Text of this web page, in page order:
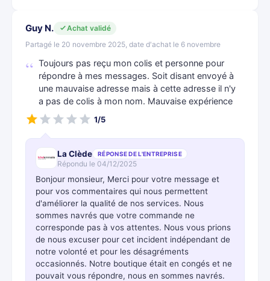
Guy N.
Achat validé
Partagé le 20 novembre 2025, date d'achat le 6 novembre
Toujours pas reçu mon colis et personne pour
répondre à mes messages. Soit disant envoyé à
une mauvaise adresse mais à cette adresse il n'y
a pas de colis à mon nom. Mauvaise expérience
1/5
La Clède RÉPONSE DE L'ENTREPRISE
Répondu le 04/12/2025
Bonjour monsieur, Merci pour votre message et
pour vos commentaires qui nous permettent
d'améliorer la qualité de nos services. Nous
sommes navrés que votre commande ne
corresponde pas à vos attentes. Nous vous prions
de nous excuser pour cet incident indépendant de
notre volonté et pour les désagréments
occasionnés. Notre boutique était en congés et ne
pouvait vous répondre, nous en sommes navrés.